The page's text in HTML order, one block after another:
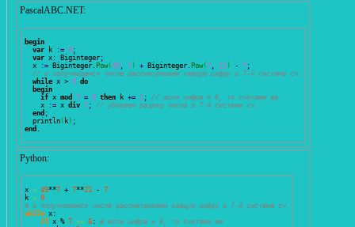
PascalABC.NET:
begin
var k := 0 ;
var x : Biginteger ;
  x
:= Biginteger . Pow(49 , 7) + Biginteger . Pow(7 , 21) - 7 ;
// в получившемся числе рассматриваем каждую цифру в 7-й системе сч.
while x > 0 do
begin
if x mod 7 = 6 then k += 1 ; // если цифра = 6, то считаем ее
    x
:= x div 7 ; // убираем разряд числа в 7-й системе сч.
end ;
  println
( k) ;
end .
Python:
x = 49**7 + 7**21 - 7
k = 0
# в получившемся числе рассматриваем каждую цифру в 7-й системе сч.
while x:
if x % 7 == 6 : # если цифра = 6, то считаем ее